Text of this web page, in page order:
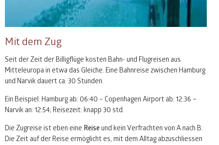
Mit dem Zug
Seit der Zeit der Billigflüge kosten Bahn- und Flugreisen aus
Mitteleuropa in etwa das Gleiche. Eine Bahnreise zwischen Hamburg
und Narvik dauert ca. 30 Stunden.
Ein Beispiel: Hamburg ab: 06:40 – Copenhagen Airport ab: 12:36 –
Narvik an: 12:54; Reisezeit: knapp 30 std.
Die Zugreise ist eben eine Reise und kein Verfrachten von A nach B.
Die Zeit auf der Reise ermöglicht es, mit dem Alltag abzuschliessen